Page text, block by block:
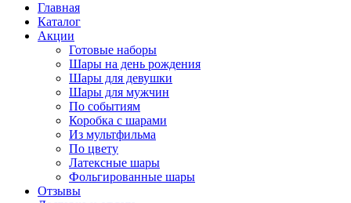
Главная
Каталог
Акции
Готовые наборы
Шары на день рождения
Шары для девушки
Шары для мужчин
По событиям
Коробка с шарами
Из мультфильма
По цвету
Латексные шары
Фольгированные шары
Отзывы